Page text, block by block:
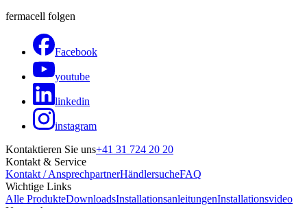
fermacell folgen
Facebook
youtube
linkedin
instagram
Kontaktieren Sie uns+41 31 724 20 20
Kontakt & Service
Kontakt / AnsprechpartnerHändlersucheFAQ
Wichtige Links
Alle ProdukteDownloadsInstallationsanleitungenInstallationsvideo